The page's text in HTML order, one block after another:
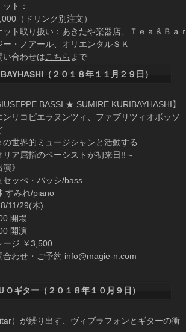
ット：
（ドリンク別注文）
ット取り扱い：あきたや楽器店、Ｔｅａ＆Ｂａｒ
ー・ノアール、オリエンタルＳＫ
い合わせはこちら まで
（２０１８年１１月２９日）
BASSI ★ SUMIRE KURIBAYHASHI】
ンリコピエラヌンツィ、ファブリツィオボッソ
の世界的ミュージシャンと活動する
リア屈指のベーシストが初来日!!～
演》
セッぺ・バッシ/bass
すみれ/piano
11/29(木)
開場
開演
ージ ￥3,500
合わせ・ご予約 info@magie-n.com
ギター（２０１８年１０月９日）
）が繰り出す、ヴィブラフォンとギターの衝